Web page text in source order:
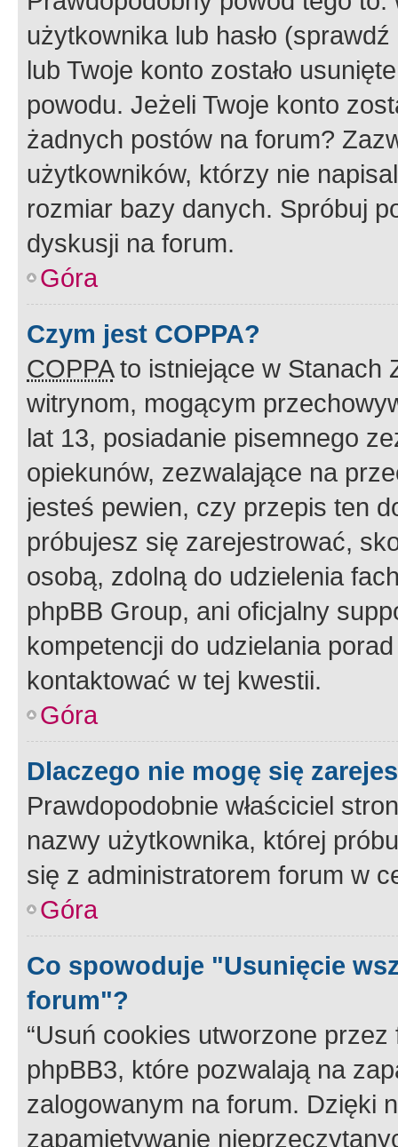
użytkownika lub hasło
lub Twoje konto zostało
powodu. Jeżeli Twoje konto
żadnych postów na forum?
użytkowników, którzy nie
rozmiar bazy danych. Spróbuj
dyskusji na forum.
Góra
Czym jest COPPA?
COPPAto istniejące w Stanach
witrynom, mogącym
lat 13, posiadanie pisemnego
opiekunów, zezwalające na
jesteś pewien, czy przepis ten
próbujesz się zarejestrować,
osobą, zdolną do udzielenia
phpBB Group, ani oficjalny
kompetencji do udzielania
kontaktować w tej kwestii.
Góra
Dlaczego nie mogę się
Prawdopodobnie właściciel
nazwy użytkownika, której
się z administratorem forum w
Góra
Co spowoduje "Usunięcie
forum"?
“Usuń cookies utworzone
phpBB3, które pozwalają na
zalogowanym na forum. Dzięki
zapamiętywanie